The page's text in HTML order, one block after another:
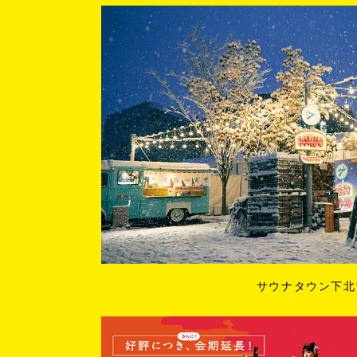
サウナタウン下